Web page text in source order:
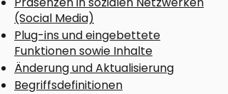
(Social Media)
Plug-ins und eingebettete
Funktionen sowie Inhalte
Änderung und Aktualisierung
Begriffsdefinitionen